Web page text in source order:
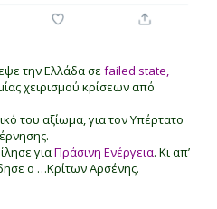
την Ελλάδα σεfailed state,
χειρισμού κρίσεων από
του αξίωμα, για τον Υπέρτατο
γιαΠράσινη Ενέργεια. Κι απ’
ο …Κρίτων Αρσένης.